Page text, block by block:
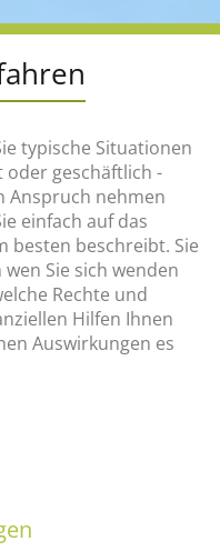
typische Situationen
oder geschäftlich -
Anspruch nehmen
einfach auf das
besten beschreibt. Sie
Sie sich wenden
Rechte und
Hilfen Ihnen
Auswirkungen es